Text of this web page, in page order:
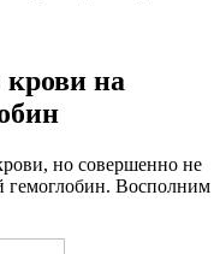
на
но совершенно не
гемоглобин. Восполним